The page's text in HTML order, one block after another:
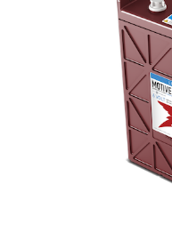
Incarcatoare acumulatori
Panouri fotovoltaice si
Panouri fotovoltaice
Sisteme prindere panouri